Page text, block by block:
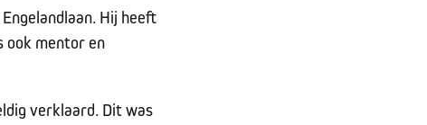
Hij heeft
ook mentor en
verklaard. Dit was